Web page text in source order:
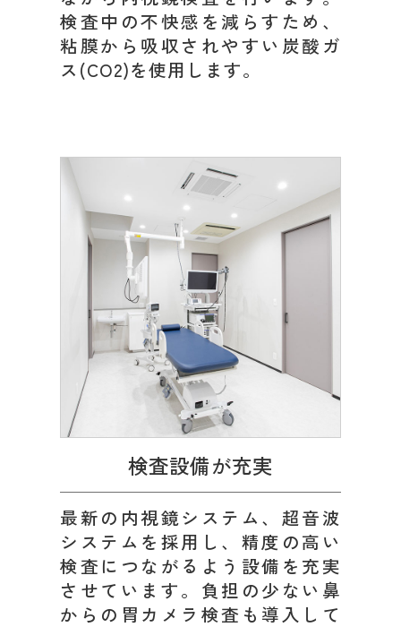
検査中の不快感を減らすため、
粘膜から吸収されやすい炭酸ガ
ス(CO2)を使用します。
検査設備が充実
最新の内視鏡システム、超音波
システムを採用し、精度の高い
検査につながるよう設備を充実
させています。負担の少ない鼻
からの胃カメラ検査も導入して